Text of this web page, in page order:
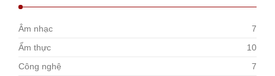
Âm nhạc
7
Ẩm thực
10
Công nghệ
7